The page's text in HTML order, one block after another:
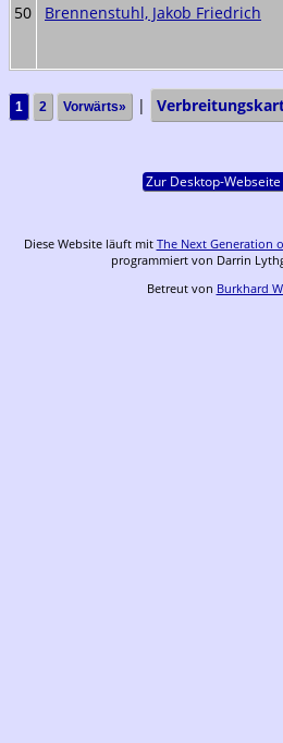
50
Brennenstuhl, Jakob Friedrich
1 2 Vorwärts» |
Zur Desktop-
Diese Website läuft mit The Next Generation
programmiert von Darrin
Betreut von Burkhard